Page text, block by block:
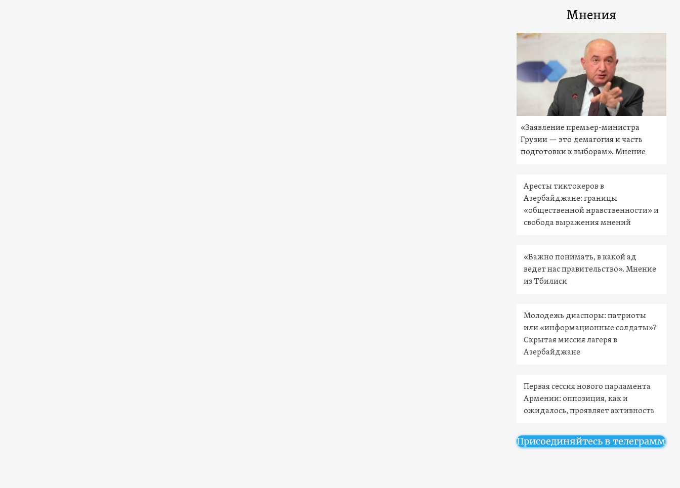
Мнения
«Заявление премьер-министра
Грузии — это демагогия и часть
подготовки к выборам». Мнение
Аресты тиктокеров в
Азербайджане: границы
«общественной нравственности» и
свобода выражения мнений
«Важно понимать, в какой ад
ведет нас правительство». Мнение
из Тбилиси
Молодежь диаспоры: патриоты
или «информационные солдаты»?
Скрытая миссия лагеря в
Азербайджане
Первая сессия нового парламента
Армении: оппозиция, как и
ожидалось, проявляет активность
Присоединяйтесь в телеграмм